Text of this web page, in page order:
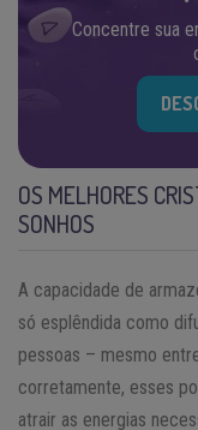
Concentre sua
OS MELHORES
SONHOS
A capacidade de
só esplêndida como
pessoas – mesmo
corretamente, esses
atrair as energias